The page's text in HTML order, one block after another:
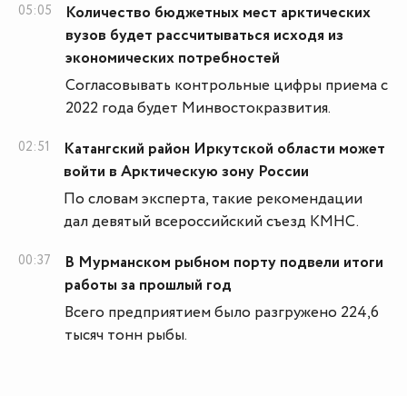
05:05
Количество бюджетных мест арктических
вузов будет рассчитываться исходя из
экономических потребностей
Согласовывать контрольные цифры приема с
2022 года будет Минвостокразвития.
02:51
Катангский район Иркутской области может
войти в Арктическую зону России
По словам эксперта, такие рекомендации
дал девятый всероссийский съезд КМНС.
00:37
В Мурманском рыбном порту подвели итоги
работы за прошлый год
Всего предприятием было разгружено 224,6
тысяч тонн рыбы.